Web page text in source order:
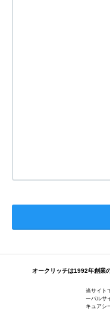
オークリッチは1992年創業
当サイト
ーバルサ
キュアシ